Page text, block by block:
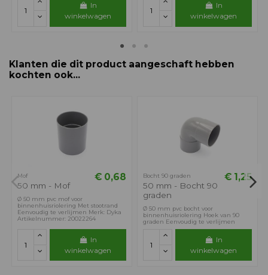
In
winkelwagen
In
winkelwagen
Klanten die dit product aangeschaft hebben
kochten ook...
Mof
50 mm - Mof
€ 0,68
Ø 50 mm pvc mof voor
binnenhuisriolering Met stootrand
Eenvoudig te verlijmen Merk: Dyka
Artikelnummer: 20022264
In
winkelwagen
Bocht 90 graden
50 mm - Bocht 90
graden
€ 1,25
Ø 50 mm pvc bocht voor
binnenhuisriolering Hoek van 90
graden Eenvoudig te verlijmen
In
winkelwagen